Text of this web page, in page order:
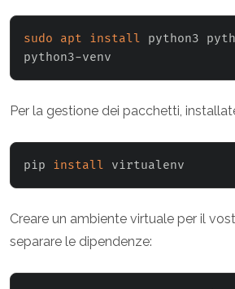
sudo apt install python3
python3-venv
Per la gestione dei pacchetti,
pip install virtualenv
Creare un ambiente virtuale per il
separare le dipendenze: